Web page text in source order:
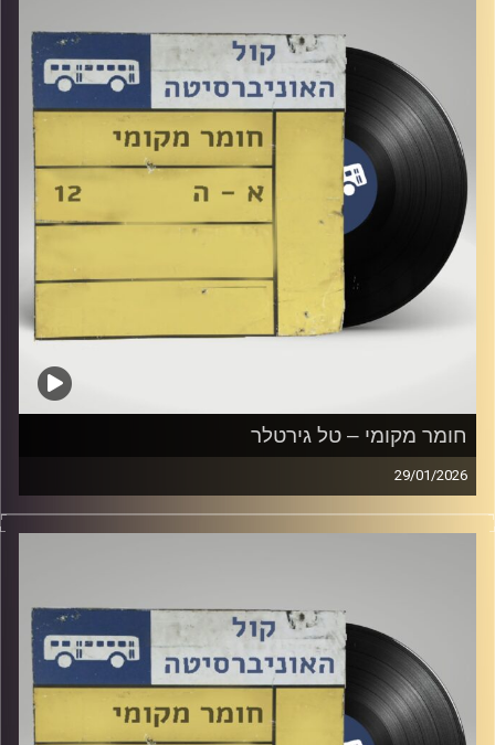
חומר מקומי – טל גירטלר
29/01/2026
שעה של מוזיקה ישראלית עם טל גירטלר